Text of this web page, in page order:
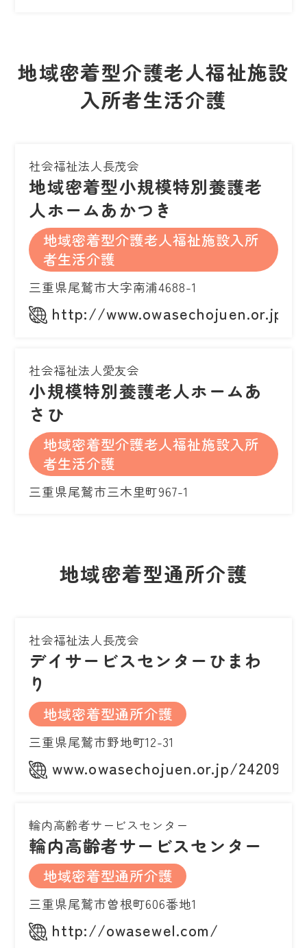
地域密着型介護老人福祉施設
入所者生活介護
社会福祉法人長茂会
地域密着型小規模特別養護老
人ホームあかつき
地域密着型介護老人福祉施設入所
者生活介護
三重県尾鷲市大字南浦4688-1
http://www.owasechojuen.or.jp/
社会福祉法人愛友会
小規模特別養護老人ホームあ
さひ
地域密着型介護老人福祉施設入所
者生活介護
三重県尾鷲市三木里町967-1
地域密着型通所介護
社会福祉法人長茂会
デイサービスセンターひまわ
り
地域密着型通所介護
三重県尾鷲市野地町12-31
www.owasechojuen.or.jp/
輪内高齢者サービスセンター
輪内高齢者サービスセンター
地域密着型通所介護
三重県尾鷲市曽根町606番地1
http://owasewel.com/